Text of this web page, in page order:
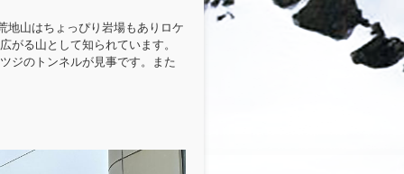
地山はちょっぴり岩場もありロケ
がる山として知られています。
ジのトンネルが見事です。また